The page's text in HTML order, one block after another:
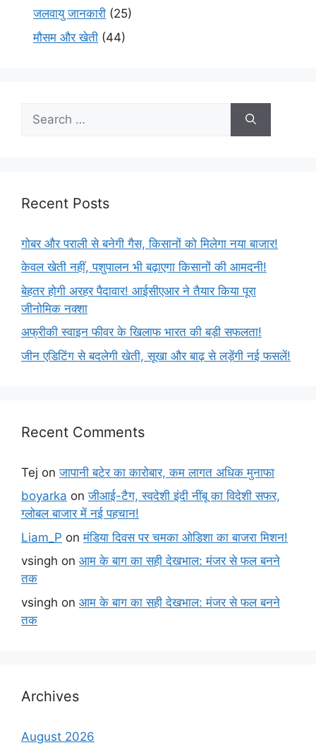
जलवायु जानकारी (25)
मौसम और खेती (44)
Recent Posts
गोबर और पराली से बनेगी गैस, किसानों को मिलेगा नया बाजार!
केवल खेती नहीं, पशुपालन भी बढ़ाएगा किसानों की आमदनी!
बेहतर होगी अरहर पैदावार! आईसीएआर ने तैयार किया पूरा
जीनोमिक नक्शा
अफ्रीकी स्वाइन फीवर के खिलाफ भारत की बड़ी सफलता!
जीन एडिटिंग से बदलेगी खेती, सूखा और बाढ़ से लड़ेंगी नई फसलें!
Recent Comments
Tej onजापानी बटेर का कारोबार, कम लागत अधिक मुनाफा
boyarka onजीआई-टैग, स्वदेशी इंदी नींबू का विदेशी सफर,
ग्लोबल बाजार में नई पहचान!
Liam_P onमंडिया दिवस पर चमका ओडिशा का बाजरा मिशन!
vsingh on आम के बाग का सही देखभाल: मंजर से फल बनने
तक
vsingh on आम के बाग का सही देखभाल: मंजर से फल बनने
तक
Archives
August 2026